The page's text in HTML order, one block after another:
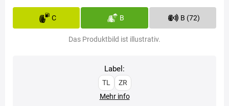
C B B (72)
Das Produktbild ist illustrativ.
Label:
TL
ZR
Mehr info